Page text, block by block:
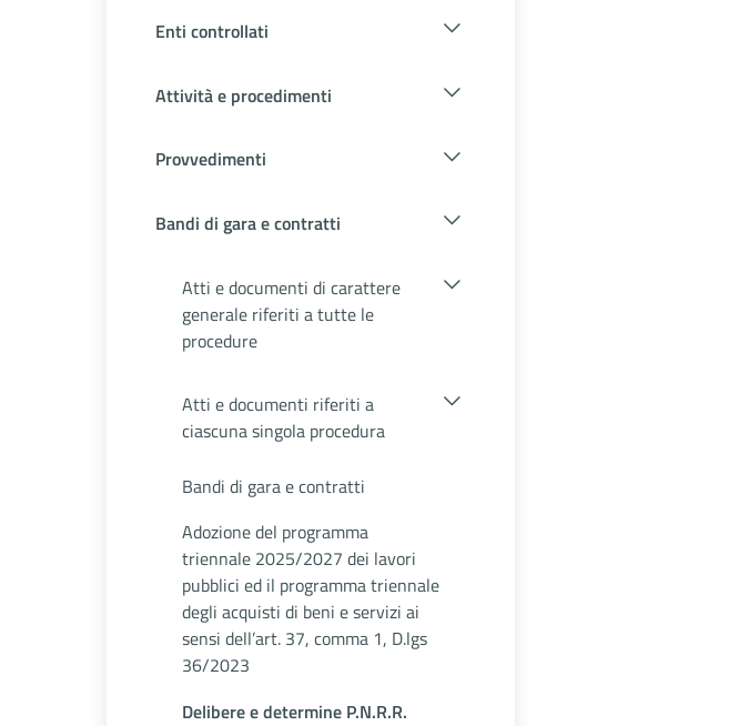
Enti controllati
Attività e procedimenti
Provvedimenti
Bandi di gara e contratti
Atti e documenti di carattere
generale riferiti a tutte le
procedure
Atti e documenti riferiti a
ciascuna singola procedura
Bandi di gara e contratti
Adozione del programma
triennale 2025/2027 dei lavori
pubblici ed il programma triennale
degli acquisti di beni e servizi ai
sensi dell’art. 37, comma 1, D.lgs
36/2023
Delibere e determine P.N.R.R.